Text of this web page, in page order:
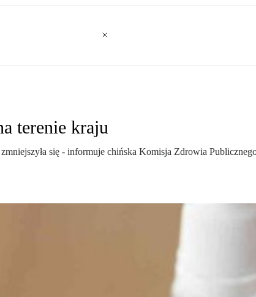
terenie kraju
się - informuje chińska Komisja Zdrowia